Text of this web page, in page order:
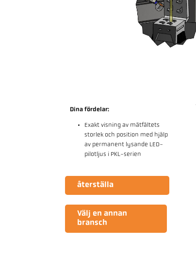
Dina fördelar:
Exakt visning av mätfältets
storlek och position med hjälp
av permanent lysande LED-
pilotljus i PKL-serien
återställa
Välj en annan
bransch